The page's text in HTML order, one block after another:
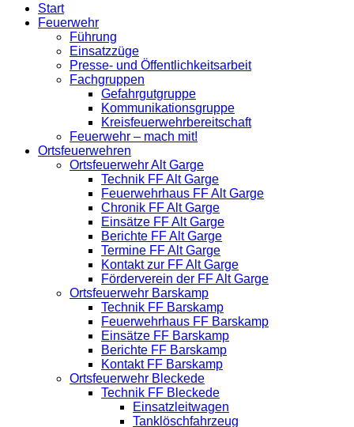
Start
Feuerwehr
Führung
Einsatzzüge
Presse- und Öffentlichkeitsarbeit
Fachgruppen
Gefahrgutgruppe
Kommunikationsgruppe
Kreisfeuerwehrbereitschaft
Feuerwehr – mach mit!
Ortsfeuerwehren
Ortsfeuerwehr Alt Garge
Technik FF Alt Garge
Feuerwehrhaus FF Alt Garge
Chronik FF Alt Garge
Einsätze FF Alt Garge
Berichte FF Alt Garge
Termine FF Alt Garge
Kontakt zur FF Alt Garge
Förderverein der FF Alt Garge
Ortsfeuerwehr Barskamp
Technik FF Barskamp
Feuerwehrhaus FF Barskamp
Einsätze FF Barskamp
Berichte FF Barskamp
Kontakt FF Barskamp
Ortsfeuerwehr Bleckede
Technik FF Bleckede
Einsatzleitwagen
Tanklöschfahrzeug